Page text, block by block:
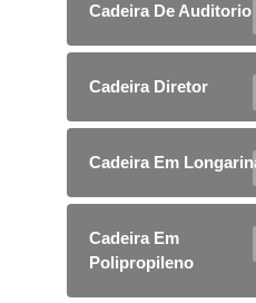
Cadeira De Auditorio
Cadeira Diretor
Cadeira Em
Cadeira Em
Polipropileno